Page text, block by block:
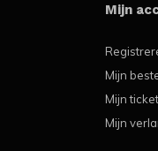
Mijn
Mijn
Mijn
Mijn